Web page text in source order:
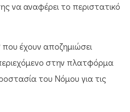
να αναφέρει το περιστατικό
έχουν αποζημιώσει
στην πλατφόρμα
του Νόμου για τις